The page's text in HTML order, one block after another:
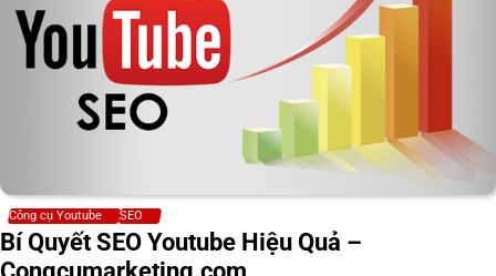
Công cụ Youtube SEO
Bí Quyết SEO Youtube Hiệu Quả –